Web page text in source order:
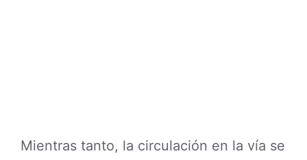
Mientras tanto, la circulación en la vía se